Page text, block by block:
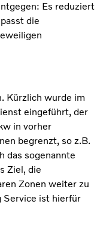
Es reduziert
die
Kürzlich wurde im
eingeführt, der
in vorher
begrenzt, so z.B.
das sogenannte
Ziel, die
Zonen weiter zu
Service ist hierfür